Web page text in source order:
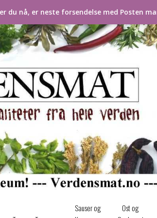
Sauser og
Ost og
du nå, er neste forsendelse med Posten